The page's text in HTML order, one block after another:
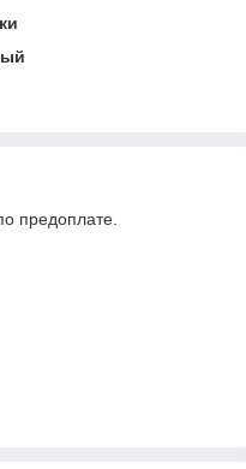
предоплате.